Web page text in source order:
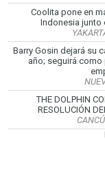
Coolita pone en
Indonesia junto
Barry Gosin dejará su
año; seguirá como
THE DOLPHIN
RESOLUCIÓN